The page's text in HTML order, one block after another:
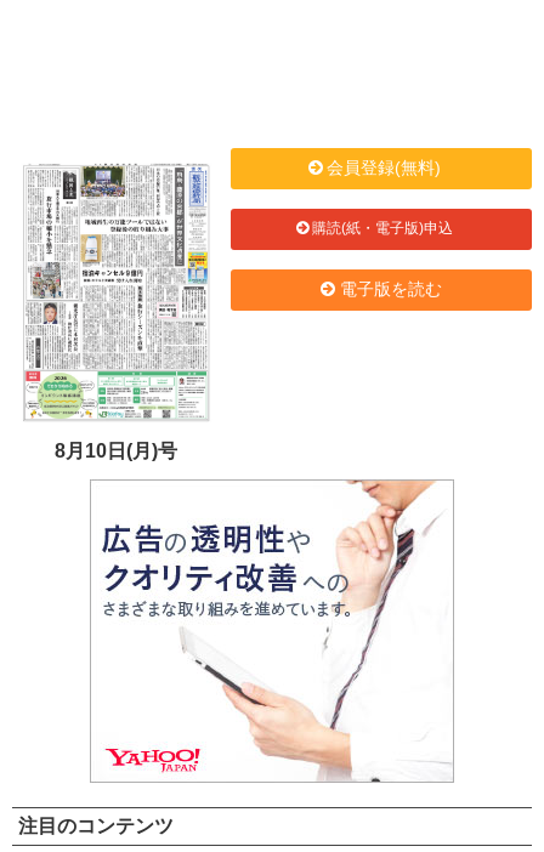
8月10日(月)号
会員登録(無料)
購読(紙・電子版)申込
電子版を読む
注目のコンテンツ